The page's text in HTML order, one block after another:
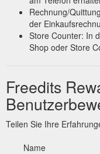
Rechnung/
der
Store Counter: In
Shop oder Store
Freedits
Teilen Sie Ihre
Name